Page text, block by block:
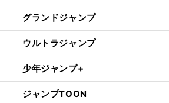
グランドジャンプ
ウルトラジャンプ
少年ジャンプ+
ジャンプTOON